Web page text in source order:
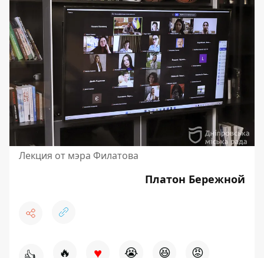
Лекция от мэра Филатова
Платон Бережной
🔥 ♥ 😭 😆 😡